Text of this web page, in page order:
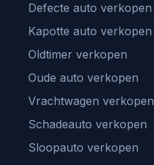
Defecte auto verkopen
Kapotte auto verkopen
Oldtimer verkopen
Oude auto verkopen
Vrachtwagen verkopen
Schadeauto verkopen
Sloopauto verkopen